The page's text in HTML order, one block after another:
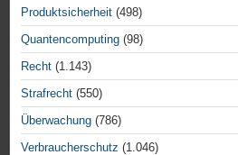
Produktsicherheit (498)
Quantencomputing (98)
Recht (1.143)
Strafrecht (550)
Überwachung (786)
Verbraucherschutz (1.046)